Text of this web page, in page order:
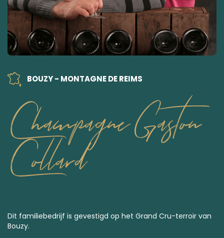
BOUZY - MONTAGNE DE REIMS
Champagne Gaston
Collard
Dit familiebedrijf is gevestigd op het Grand Cru-terroir van
Bouzy.